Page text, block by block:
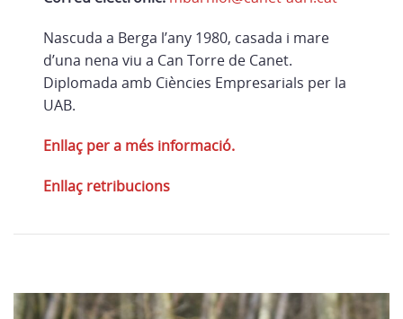
Nascuda a Berga l’any 1980, casada i mare
d’una nena viu a Can Torre de Canet.
Diplomada amb Ciències Empresarials per la
UAB.
Enllaç per a més informació.
Enllaç retribucions